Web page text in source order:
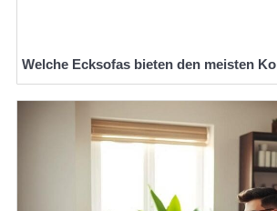
Welche Ecksofas bieten den meisten